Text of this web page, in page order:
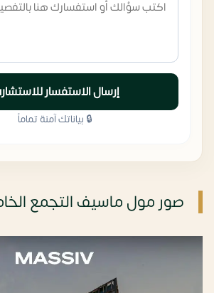
إرسال الاستفسار
🔒 بياناتك آمنة تماماً
صور مول ماسيف التجمع